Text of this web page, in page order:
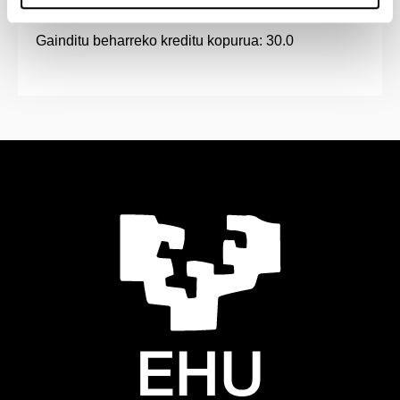
Tresneria I (6.0 Kreditu)
Gainditu beharreko kreditu kopurua: 30.0